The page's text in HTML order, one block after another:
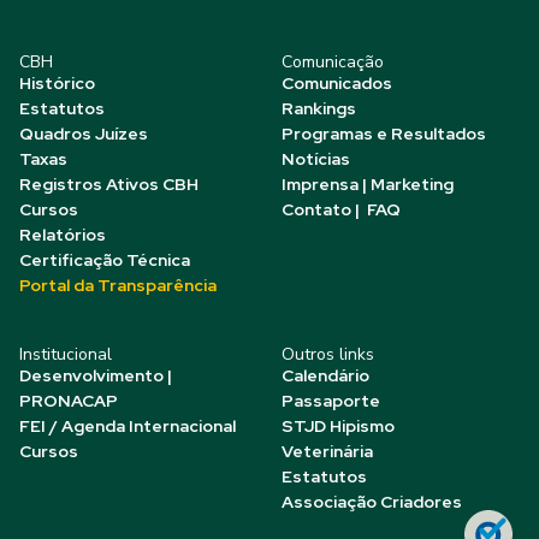
CBH
Histórico
Estatutos
Quadros Juízes
Taxas
Registros Ativos CBH
Cursos
Relatórios
Certificação Técnica
Portal da Transparência
Comunicação
Comunicados
Rankings
Programas e Resultados
Notícias
Imprensa | Marketing
Contato | FAQ
Institucional
Desenvolvimento |
PRONACAP
FEI / Agenda Internacional
Cursos
Outros links
Calendário
Passaporte
STJD Hipismo
Veterinária
Estatutos
Associação Criadores